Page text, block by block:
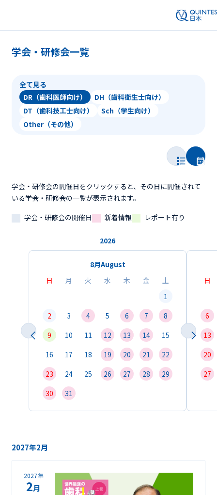
学会・研修会一覧
全て見る
DR（歯科医師向け）
DH（歯科衛生士向け）
DT（歯科技工士向け）
Sch（学生向け）
Other（その他）
学会・研修会の開催日をクリックすると、その日に開催されて
いる学会・研修会の一覧が表示されます。
学会・研修会の開催日
新着情報 レポート有り
2026
8月August
日
月 火 水 木 金
土
1
2
3 4 5 6 7
8
9
10 11 12 13 14
15
16
17 18 19 20 21
22
23
24 25 26 27 28
29
30
31
日
6
13
20
27
2027年2月
2027年
2月